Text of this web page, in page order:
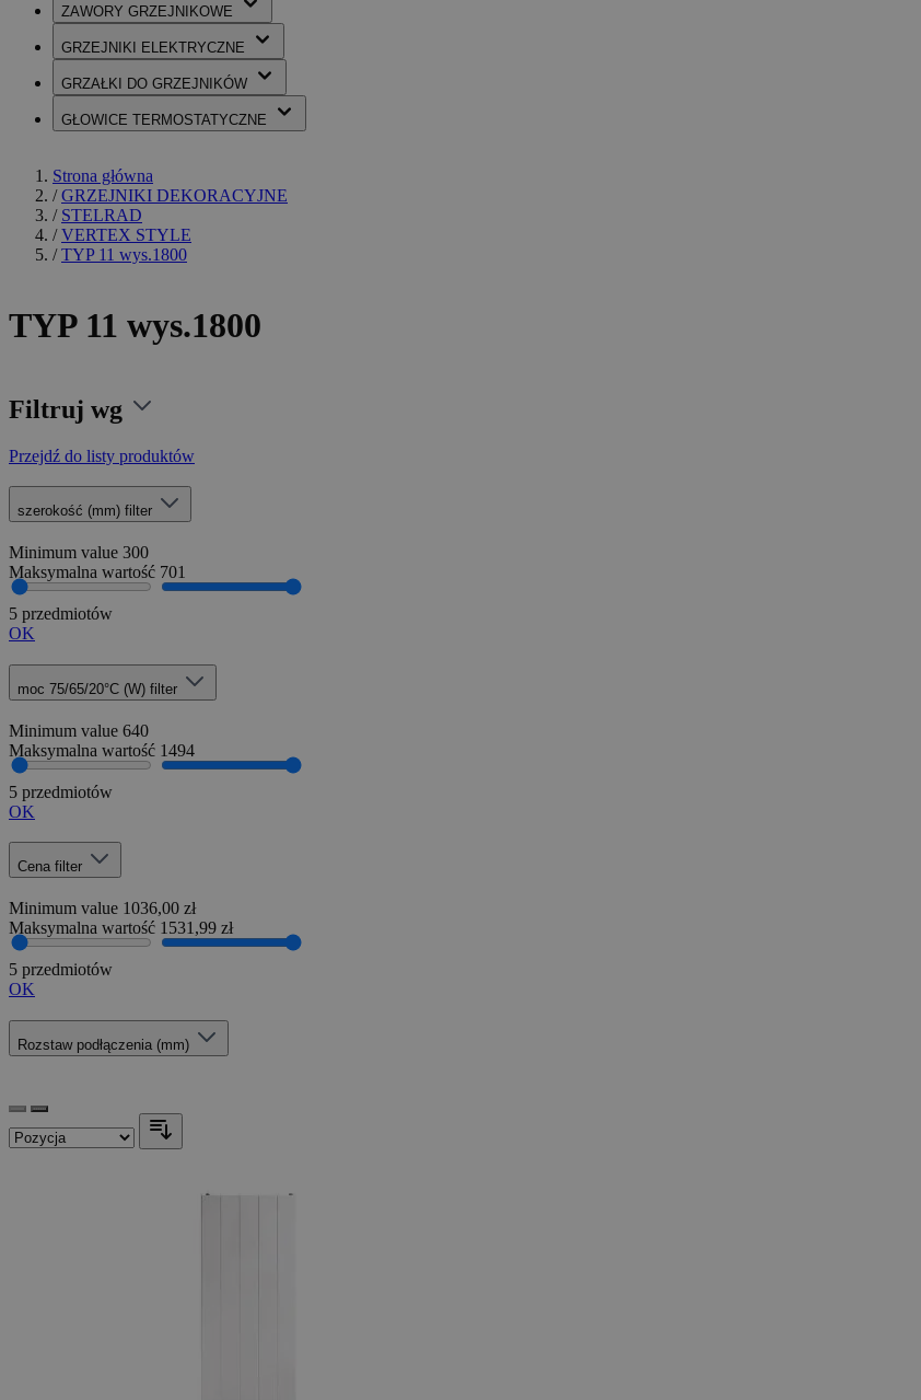
ZAWORY GRZEJNIKOWE
GRZEJNIKI ELEKTRYCZNE
GRZAŁKI DO GRZEJNIKÓW
GŁOWICE TERMOSTATYCZNE
Strona główna
/ GRZEJNIKI DEKORACYJNE
/ STELRAD
/ VERTEX STYLE
/ TYP 11 wys.1800
TYP 11 wys.1800
Filtruj wg
Przejdź do listy produktów
szerokość (mm) filter
Minimum value 300
Maksymalna wartość 701
5 przedmiotów
OK
moc 75/65/20°C (W) filter
Minimum value 640
Maksymalna wartość 1494
5 przedmiotów
OK
Cena filter
Minimum value 1036,00 zł
Maksymalna wartość 1531,99 zł
5 przedmiotów
OK
Rozstaw podłączenia (mm)